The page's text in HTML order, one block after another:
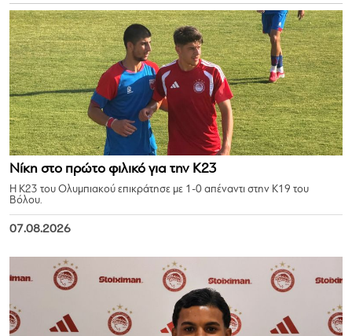
Νίκη στο πρώτο φιλικό για την Κ23
Η Κ23 του Ολυμπιακού επικράτησε με 1-0 απέναντι στην Κ19 του
Βόλου.
07.08.2026